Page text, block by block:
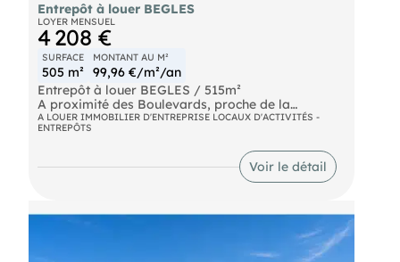
Entrepôt à louer BEGLES
LOYER MENSUEL
4 208 €
SURFACE
505 m²
MONTANT AU M²
99,96 €/m²/an
Entrepôt à louer BEGLES / 515m²
A proximité des Boulevards, proche de la
"barrière de Bègles", entrepôt à louer d'env. 515m²
de surface au sol équipé de 3 portes sectionnelles
3,50X 3,00m., HSPmax 5,70 mètres et HSP min
A LOUER IMMOBILIER D'ENTREPRISE LOCAUX D'ACTIVITÉS -
ENTREPÔTS
Voir le détail